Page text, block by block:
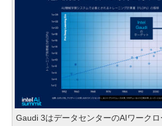
Gaudi 3はデータセンターのAIワーク